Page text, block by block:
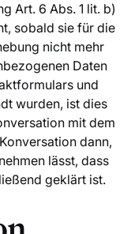
Art. 6 Abs. 1 lit. b)
sobald sie für die
nicht mehr
Daten
und
wurden, ist dies
mit dem
dann,
lässt, dass
geklärt ist.